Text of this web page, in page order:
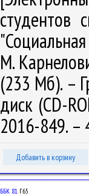
студентов
М.
(233 Мб). –
диск (CD-
2016-849. –
Добавить в корзину
ББК 81.Г65